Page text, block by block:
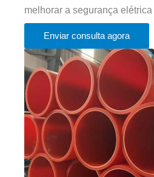
melhorar a segurança
Enviar consulta agora